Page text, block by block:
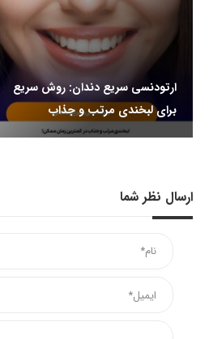
ارتودنسی سریع دندان: روش سریع
برای لبخندی مرتب و جذاب
ارسال نظر شما